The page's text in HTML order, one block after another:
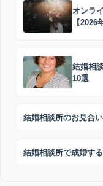
オンラ
【2026
結婚相
10選
結婚相談所のお見合
結婚相談所で成婚す